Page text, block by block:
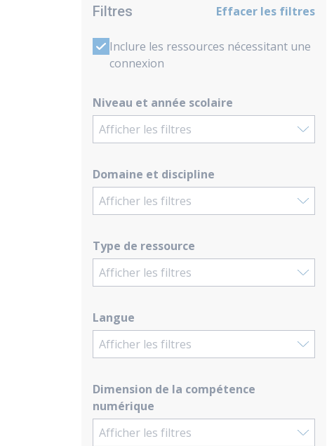
Filtres Effacer les filtres
Inclure les ressources nécessitant une
connexion
Niveau et année scolaire
Afficher les filtres
Domaine et discipline
Afficher les filtres
Type de ressource
Afficher les filtres
Langue
Afficher les filtres
Dimension de la compétence
numérique
Afficher les filtres